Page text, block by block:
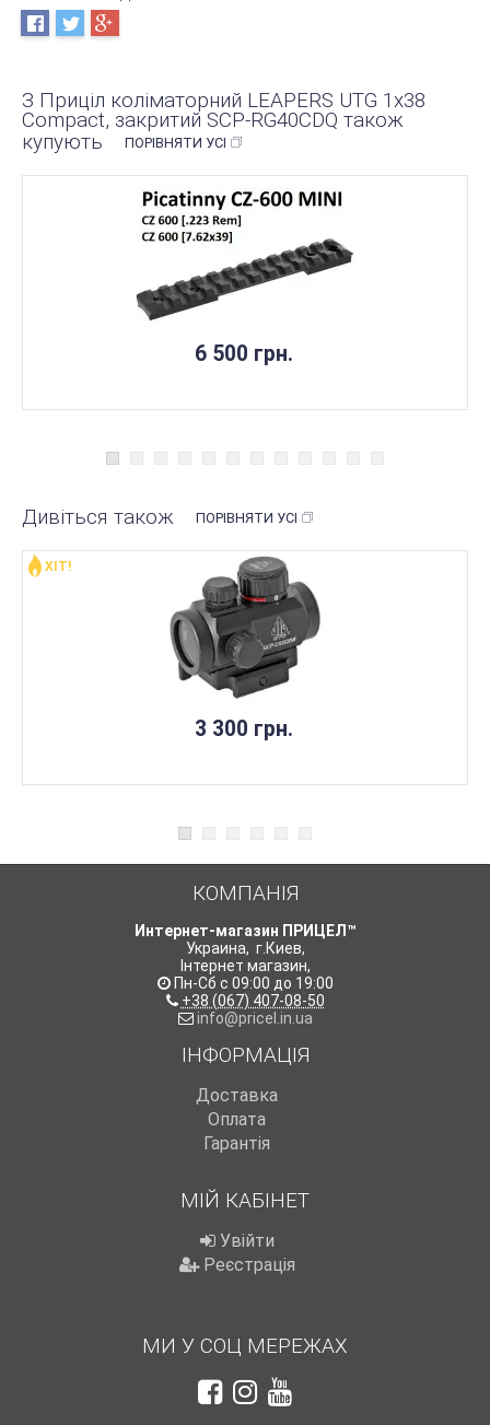
З Приціл коліматорний LEAPERS UTG 1х38
Compact, закритий SCP-RG40CDQ також
купують
ПОРІВНЯТИ УСІ
6 500 грн.
Дивіться також ПОРІВНЯТИ УСІ
3 300 грн.
ХІТ!
КОМПАНІЯ
Интернет-магазин ПРИЦЕЛ™
Украина, г.Киев,
Інтернет магазин,
Пн-Сб с 09:00 до 19:00
+38 (067) 407-08-50
info@pricel.in.ua
ІНФОРМАЦІЯ
Доставка
Оплата
Гарантія
МІЙ КАБІНЕТ
Увійти
Реєстрація
МИ У СОЦ МЕРЕЖАХ